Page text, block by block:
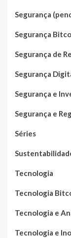
Segurança
Segurança
Segurança de
Segurança
Segurança e
Segurança e
Séries
Tecnologia
Tecnologia
Tecnologia e
Tecnologia e